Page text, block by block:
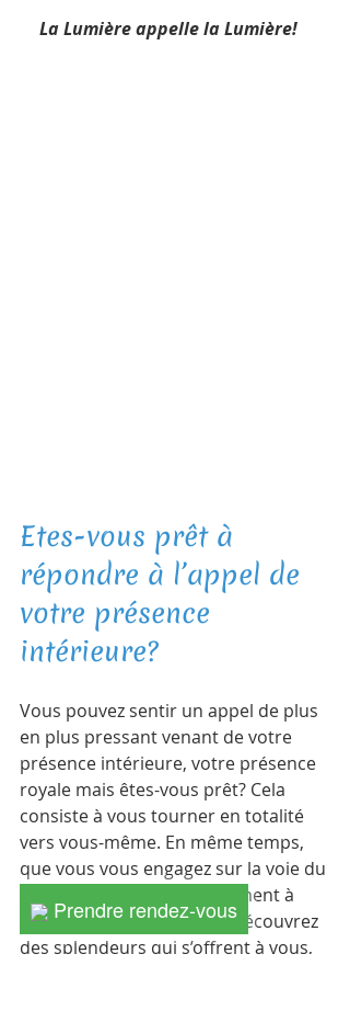
Prendre rendez-vous
La Lumière appelle la Lumière!
Etes-vous prêt à
répondre à l’appel de
votre présence
intérieure?
Vous pouvez sentir un appel de plus
en plus pressant venant de votre
présence intérieure, votre présence
royale mais êtes-vous prêt? Cela
consiste à vous tourner en totalité
vers vous-même. En même temps,
que vous vous engagez sur la voie du
renoncement, un renoncement à
votre moi ordinaire, vous découvrez
des splendeurs qui s’offrent à vous,